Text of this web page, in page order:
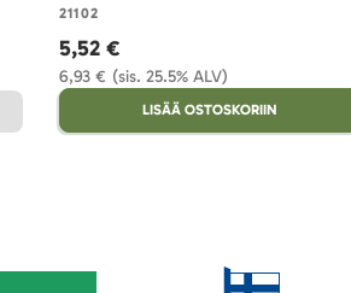
21102
(sis. 25.5% ALV)
6,93 €
5,52 €
LISÄÄ OSTOSKORIIN